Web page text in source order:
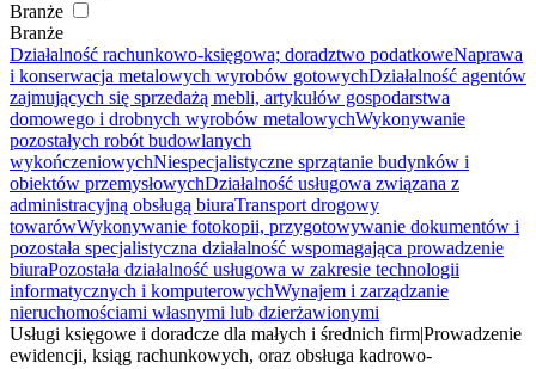
Branże
Branże
Działalność rachunkowo-księgowa; doradztwo podatkoweNaprawa
i konserwacja metalowych wyrobów gotowychDziałalność agentów
zajmujących się sprzedażą mebli, artykułów gospodarstwa
domowego i drobnych wyrobów metalowychWykonywanie
pozostałych robót budowlanych
wykończeniowychNiespecjalistyczne sprzątanie budynków i
obiektów przemysłowychDziałalność usługowa związana z
administracyjną obsługą biuraTransport drogowy
towarówWykonywanie fotokopii, przygotowywanie dokumentów i
pozostała specjalistyczna działalność wspomagająca prowadzenie
biuraPozostała działalność usługowa w zakresie technologii
informatycznych i komputerowychWynajem i zarządzanie
nieruchomościami własnymi lub dzierżawionymi
Usługi księgowe i doradcze dla małych i średnich firmProwadzenie
ewidencji, ksiąg rachunkowych, oraz obsługa kadrowo-